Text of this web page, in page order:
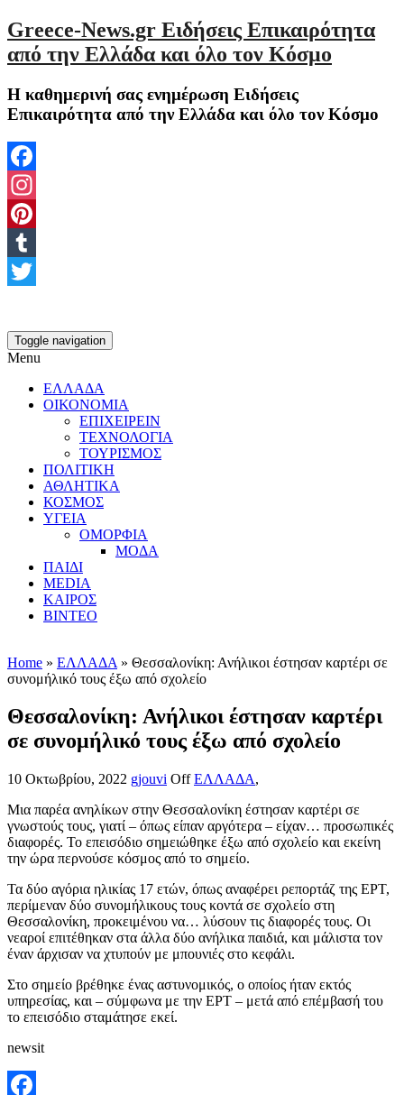
Greece-News.gr Ειδήσεις Επικαιρότητα
από την Ελλάδα και όλο τον Κόσμο
Η καθημερινή σας ενημέρωση Ειδήσεις
Επικαιρότητα από την Ελλάδα και όλο τον Κόσμο
Facebook
Instagram
Pinterest
Tumblr
Toggle navigation
Menu
ΕΛΛΑΔΑ
ΟΙΚΟΝΟΜΙΑ
ΕΠΙΧΕΙΡΕΙΝ
ΤΕΧΝΟΛΟΓΙΑ
ΤΟΥΡΙΣΜΟΣ
ΠΟΛΙΤΙΚΗ
ΑΘΛΗΤΙΚΑ
ΚΟΣΜΟΣ
ΥΓΕΙΑ
ΟΜΟΡΦΙΑ
ΜΟΔΑ
ΠΑΙΔΙ
MEDIA
ΚΑΙΡΟΣ
ΒΙΝΤΕΟ
Home » ΕΛΛΑΔΑ » Θεσσαλονίκη: Ανήλικοι έστησαν καρτέρι σε
συνομήλικό τους έξω από σχολείο
Θεσσαλονίκη: Ανήλικοι έστησαν καρτέρι
σε συνομήλικό τους έξω από σχολείο
10 Οκτωβρίου, 2022 gjouvi Off ΕΛΛΑΔΑ,
Μια παρέα ανηλίκων στην Θεσσαλονίκη έστησαν καρτέρι σε
γνωστούς τους, γιατί – όπως είπαν αργότερα – είχαν… προσωπικές
διαφορές. Το επεισόδιο σημειώθηκε έξω από σχολείο και εκείνη
την ώρα περνούσε κόσμος από το σημείο.
Τα δύο αγόρια ηλικίας 17 ετών, όπως αναφέρει ρεπορτάζ της ΕΡΤ,
περίμεναν δύο συνομήλικους τους κοντά σε σχολείο στη
Θεσσαλονίκη, προκειμένου να… λύσουν τις διαφορές τους. Οι
νεαροί επιτέθηκαν στα άλλα δύο ανήλικα παιδιά, και μάλιστα τον
έναν άρχισαν να χτυπούν με μπουνιές στο κεφάλι.
Στο σημείο βρέθηκε ένας αστυνομικός, ο οποίος ήταν εκτός
υπηρεσίας, και – σύμφωνα με την ΕΡΤ – μετά από επέμβασή του
το επεισόδιο σταμάτησε εκεί.
newsit